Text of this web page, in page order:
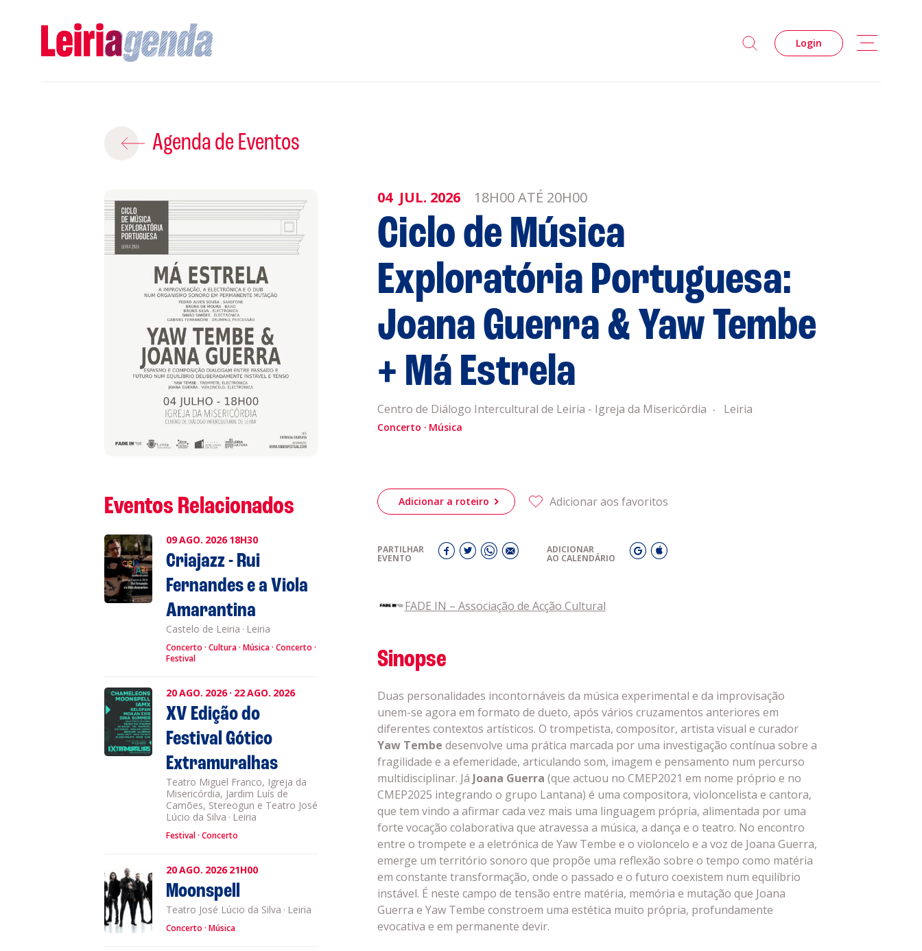
Login
Agenda
Sobre a
Leiriagenda
Contactos
Informações
Política de Privacidade
Agenda de Eventos
04 JUL. 2026 18H00 ATÉ 20H00
Ciclo de Música
Exploratória Portuguesa:
Joana Guerra & Yaw Tembe
+ Má Estrela
Centro de Diálogo Intercultural de Leiria - Igreja da Misericórdia Leiria
Concerto Música
Adicionar a roteiro Adicionar aos favoritos
PARTILHAR
EVENTO
ADICIONAR
AO CALENDÁRIO
FADE IN – Associação de Acção Cultural
Sinopse
Duas personalidades incontornáveis da música experimental e da improvisação
unem-se agora em formato de dueto, após vários cruzamentos anteriores em
diferentes contextos artísticos. O trompetista, compositor, artista visual e curador
Yaw Tembe desenvolve uma prática marcada por uma investigação contínua sobre a
fragilidade e a efemeridade, articulando som, imagem e pensamento num percurso
multidisciplinar. Já Joana Guerra (que actuou no CMEP2021 em nome próprio e no
CMEP2025 integrando o grupo Lantana) é uma compositora, violoncelista e cantora,
que tem vindo a afirmar cada vez mais uma linguagem própria, alimentada por uma
forte vocação colaborativa que atravessa a música, a dança e o teatro. No encontro
entre o trompete e a eletrónica de Yaw Tembe e o violoncelo e a voz de Joana Guerra,
emerge um território sonoro que propõe uma reflexão sobre o tempo como matéria
em constante transformação, onde o passado e o futuro coexistem num equilíbrio
instável. É neste campo de tensão entre matéria, memória e mutação que Joana
Guerra e Yaw Tembe constroem uma estética muito própria, profundamente
evocativa e em permanente devir.
Eventos Relacionados
09AGO. 202618H30
Criajazz - Rui
Fernandes e a Viola
Amarantina
Castelo de Leiria · Leiria
Concerto Cultura Música Concerto
Festival
20AGO. 2026· 22AGO. 2026
XV Edição do
Festival Gótico
Extramuralhas
Teatro Miguel Franco, Igreja da
Misericórdia, Jardim Luís de
Camões, Stereogun e Teatro José
Lúcio da Silva · Leiria
Festival Concerto
20AGO. 202621H00
Moonspell
Teatro José Lúcio da Silva · Leiria
Concerto Música
ROTEIROS EXISTENTES
CRIAR NOVO
Gravar